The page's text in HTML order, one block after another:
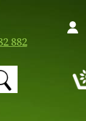
882